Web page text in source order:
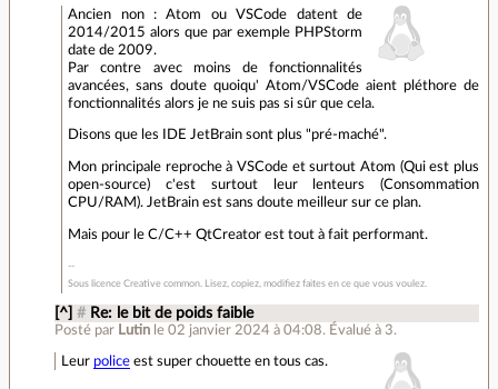
Ancien non : Atom ou VSCode datent de
2014/2015 alors que par exemple PHPStorm
date de 2009.
Par contre avec moins de fonctionnalités
avancées, sans doute quoiqu' Atom/VSCode aient pléthore de
fonctionnalités alors je ne suis pas si sûr que cela.
Disons que les IDE JetBrain sont plus "pré-maché".
Mon principale reproche à VSCode et surtout Atom (Qui est plus
open-source) c'est surtout leur lenteurs (Consommation
CPU/RAM). JetBrain est sans doute meilleur sur ce plan.
Mais pour le C/C++ QtCreator est tout à fait performant.
Sous licence Creative common. Lisez, copiez, modifiez faites en ce que vous voulez.
[^] # Re: le bit de poids faible
Posté par Lutin le 02 janvier 2024 à 04:08. Évalué à 3.
Leur policeest super chouette en tous cas.